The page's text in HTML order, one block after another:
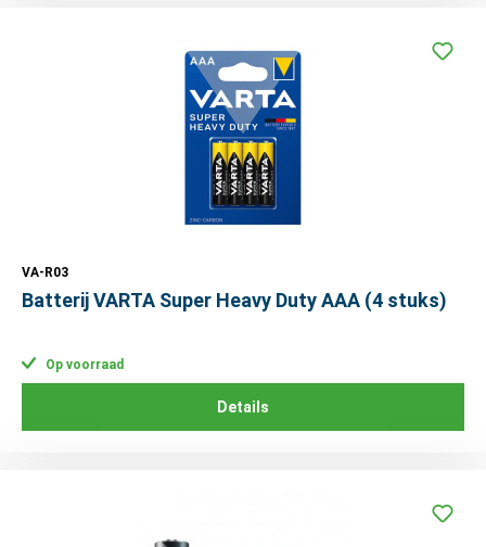
VA-R03
Batterij VARTA Super Heavy Duty AAA (4 stuks)
Op voorraad
Details